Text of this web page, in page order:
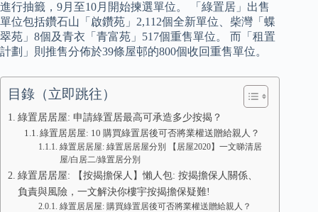
進行抽籤，9月至10月開始揀選單位。 「綠置居」出售
單位包括鑽石山「啟鑽苑」2,112個全新單位、柴灣「蝶
翠苑」8個及青衣「青富苑」517個重售單位。 而「租置
計劃」則推售分佈於39條屋邨的800個收回重售單位。
目錄（立即跳往）
綠置居居屋: 申請綠置居最高可承造多少按揭？
綠置居居屋: 10 購買綠置居後可否將業權送贈給親人？
綠置居居屋: 綠置居居屋分別 【居屋2020】一文睇清居
屋/白居二/綠置居分別
綠置居居屋: 【按揭擔保人】懶人包: 按揭擔保人關係、
負責與風險，一文解決你樓宇按揭擔保疑難!
綠置居居屋: 購買綠置居後可否將業權送贈給親人？